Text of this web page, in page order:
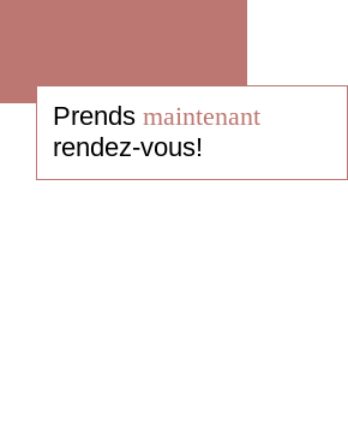
Prends maintenant
rendez-vous!